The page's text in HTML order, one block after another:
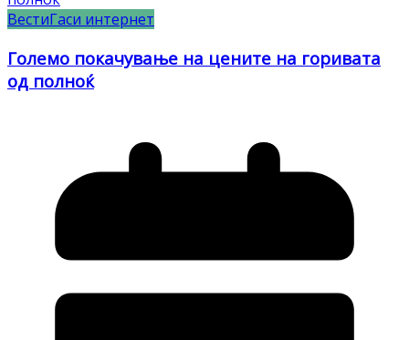
ВестиГаси интернет
Големо покачување на цените на горивата
од полноќ